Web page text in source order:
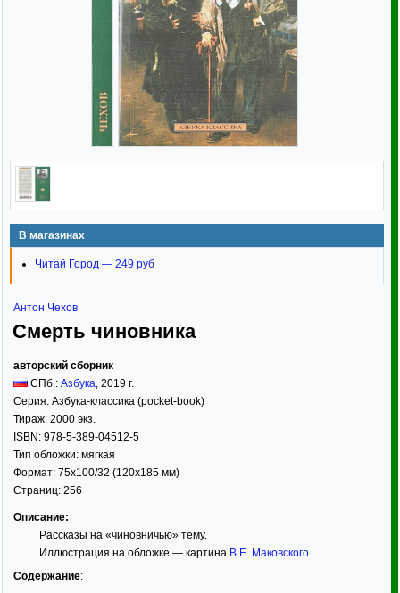
В магазинах
Читай Город — 249 руб
Антон Чехов
Смерть чиновника
авторский сборник
СПб.: Азбука 2019 г.
Серия: Азбука-классика (pocket-book)
Тираж: 2000 экз.
ISBN: 978-5-389-04512-5
Тип обложки: мягкая
Формат: 75x100/32 (120x185 мм)
Страниц: 256
Описание:
Рассказы на «чиновничью» тему.
Иллюстрация на обложке — картина В.Е. Маковского
Содержание: